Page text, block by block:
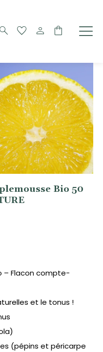
search favorite person shopping_bag
Bio 50
– Flacon compte-
et le tonus !
(pépins et péricarpe